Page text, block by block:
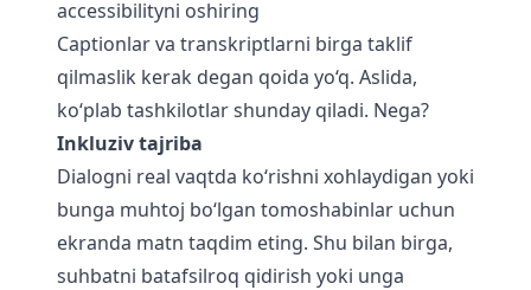
accessibilityni oshiring
Captionlar va transkriptlarni birga taklif
qilmaslik kerak degan qoida yo‘q. Aslida,
ko‘plab tashkilotlar shunday qiladi. Nega?
Inkluziv tajriba
Dialogni real vaqtda ko‘rishni xohlaydigan yoki
bunga muhtoj bo‘lgan tomoshabinlar uchun
ekranda matn taqdim eting. Shu bilan birga,
suhbatni batafsilroq qidirish yoki unga